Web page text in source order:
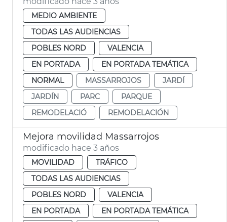
MEDIO AMBIENTE
TODAS LAS AUDIENCIAS
POBLES NORD
VALENCIA
EN PORTADA
EN PORTADA TEMÁTICA
NORMAL
MASSARROJOS
JARDÍ
JARDÍN
PARC
PARQUE
REMODELACIÓ
REMODELACIÓN
Mejora movilidad Massarrojos
modificado hace 3 años
MOVILIDAD
TRÁFICO
TODAS LAS AUDIENCIAS
POBLES NORD
VALENCIA
EN PORTADA
EN PORTADA TEMÁTICA